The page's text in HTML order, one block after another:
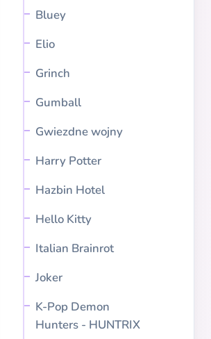
Bluey
Elio
Grinch
Gumball
Gwiezdne wojny
Harry Potter
Hazbin Hotel
Hello Kitty
Italian Brainrot
Joker
K-Pop Demon
Hunters - HUNTRIX